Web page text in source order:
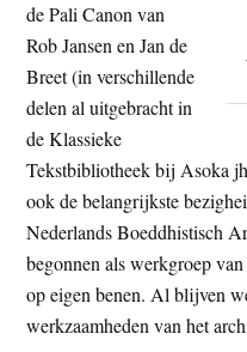
de Pali Canon van
Rob Jansen en Jan de
Breet (in verschillende
delen al uitgebracht in
de Klassieke
Tekstbibliotheek bij Asoka
ook de belangrijkste
Nederlands Boeddhistisch
begonnen als werkgroep
op eigen benen. Al blijven
werkzaamheden van het